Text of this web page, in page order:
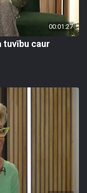
00:01:27
tuvību caur